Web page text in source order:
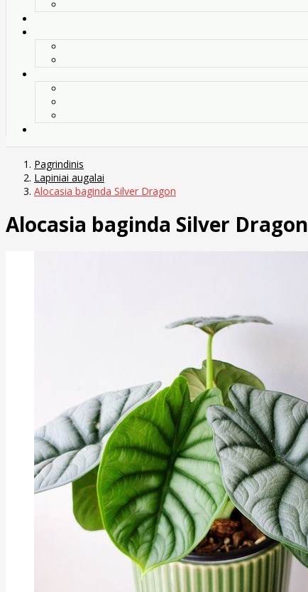
Pagrindinis
Lapiniai augalai
Alocasia baginda Silver Dragon
Alocasia baginda Silver Dragon